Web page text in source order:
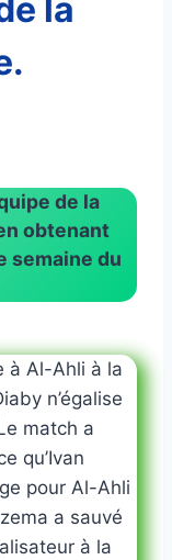
la
de la
obtenant
semaine du
à Al-Ahli à la
n’égalise
match a
qu’Ivan
pour Al-Ahli
a sauvé
à la